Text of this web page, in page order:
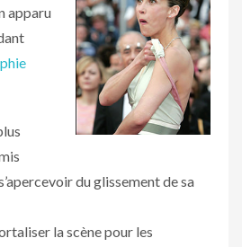
apparu
du glissement de sa
la scène pour les